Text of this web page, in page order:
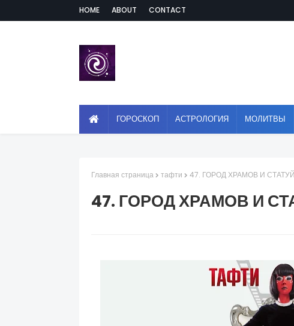
HOME ABOUT CONTACT
ГОРОСКОП АСТРОЛОГИЯ МОЛИТВЫ
Главная страница тафти 47. ГОРОД ХРАМОВ И СТАТУЙ
47. ГОРОД ХРАМОВ И